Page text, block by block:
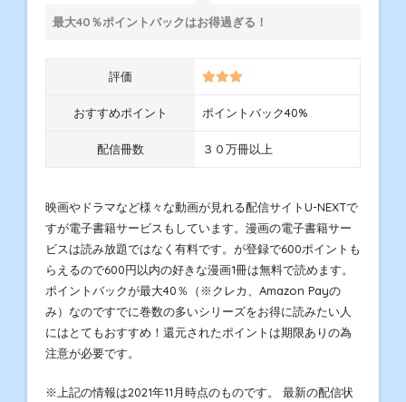
最大40％ポイントバックはお得過ぎる！
評価
おすすめポイント ポイントバック40%
配信冊数 ３０万冊以上
映画やドラマなど様々な動画が見れる配信サイトU-NEXTで
すが電子書籍サービスもしています。漫画の電子書籍サー
ビスは読み放題ではなく有料です。が登録で600ポイントも
らえるので600円以内の好きな漫画1冊は無料で読めます。
ポイントバックが最大40％（※クレカ、Amazon Payの
み）なのですでに巻数の多いシリーズをお得に読みたい人
にはとてもおすすめ！還元されたポイントは期限ありの為
注意が必要です。
※上記の情報は2021年11月時点のものです。 最新の配信状